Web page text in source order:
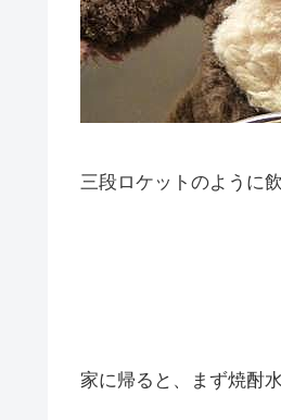
三段ロケットのように
家に帰ると、まず焼酎